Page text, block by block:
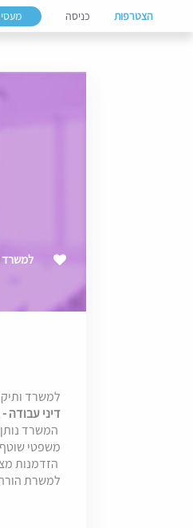
הצטרפות כניסה
למשרד
למשרד
דיני עבודה
המשרד נותן
משפטי
הזדמנות
למשרת